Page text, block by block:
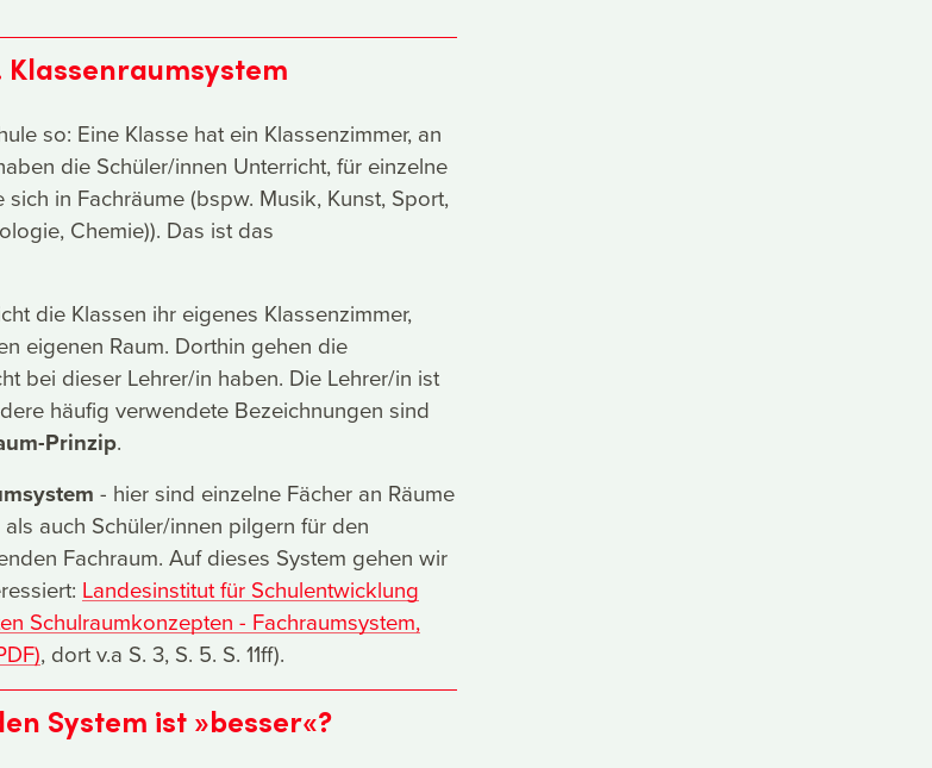
so: Eine Klasse hat ein Klassenzimmer, an
die Schüler/innen Unterricht, für einzelne
in Fachräume (bspw. Musik, Kunst, Sport,
Chemie)). Das ist das
die Klassen ihr eigenes Klassenzimmer,
eigenen Raum. Dorthin gehen die
bei dieser Lehrer/in haben. Die Lehrer/in ist
häufig verwendete Bezeichnungen sind
Prinzip.
- hier sind einzelne Fächer an Räume
auch Schüler/innen pilgern für den
Fachraum. Auf dieses System gehen wir
Landesinstitut für Schulentwicklung
Schulraumkonzepten - Fachraumsystem,
, dort v.a S. 3, S. 5. S. 11ff).
System ist »besser«?